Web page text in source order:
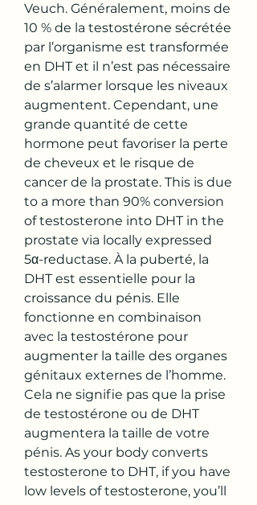
Veuch. Généralement, moins de
10 % de la testostérone sécrétée
par l’organisme est transformée
en DHT et il n’est pas nécessaire
de s’alarmer lorsque les niveaux
augmentent. Cependant, une
grande quantité de cette
hormone peut favoriser la perte
de cheveux et le risque de
cancer de la prostate. This is due
to a more than 90% conversion
of testosterone into DHT in the
prostate via locally expressed
5α-reductase. À la puberté, la
DHT est essentielle pour la
croissance du pénis. Elle
fonctionne en combinaison
avec la testostérone pour
augmenter la taille des organes
génitaux externes de l’homme.
Cela ne signifie pas que la prise
de testostérone ou de DHT
augmentera la taille de votre
pénis. As your body converts
testosterone to DHT, if you have
low levels of testosterone, you’ll